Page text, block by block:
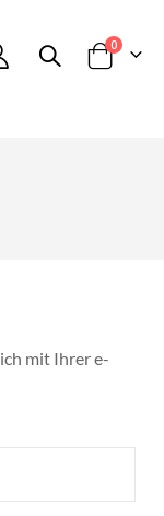
Cart
0Artikel
mit Ihrer e-